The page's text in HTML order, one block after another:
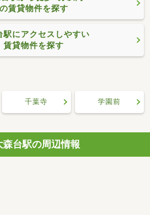
の賃貸物件を探す
駅にアクセスしやすい
賃貸物件を探す
千葉寺 学園前
森台駅の周辺情報